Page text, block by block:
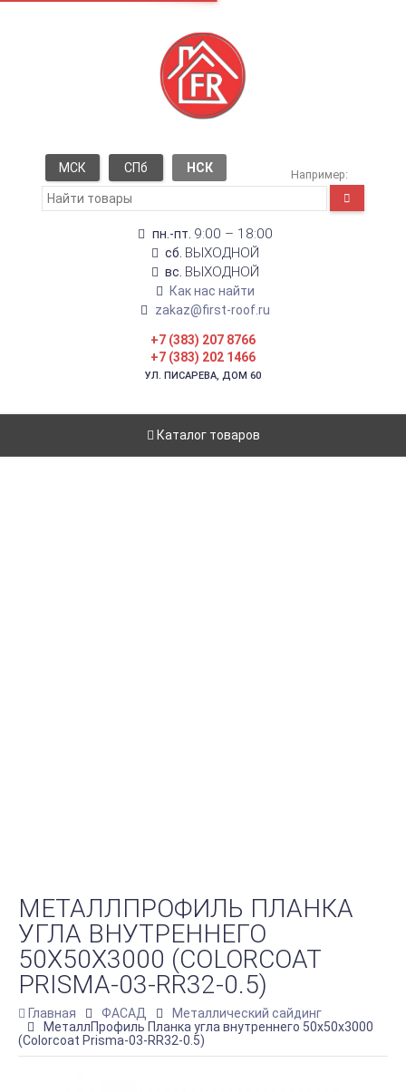
МСК СПб НСК Например:
пн.-пт. 9:00 – 18:00
сб. ВЫХОДНОЙ
вс. ВЫХОДНОЙ
Как нас найти
zakaz@first-roof.ru
+7 (383) 207 8766
+7 (383) 202 1466
УЛ. ПИСАРЕВА, ДОМ 60
Каталог товаров
МЕТАЛЛПРОФИЛЬ ПЛАНКА
УГЛА ВНУТРЕННЕГО
50Х50Х3000 (COLORCOAT
PRISMA-03-RR32-0.5)
Главная ФАСАД
Металлический сайдинг
МеталлПрофиль Планка угла внутреннего 50х50х3000
(Colorcoat Prisma-03-RR32-0.5)